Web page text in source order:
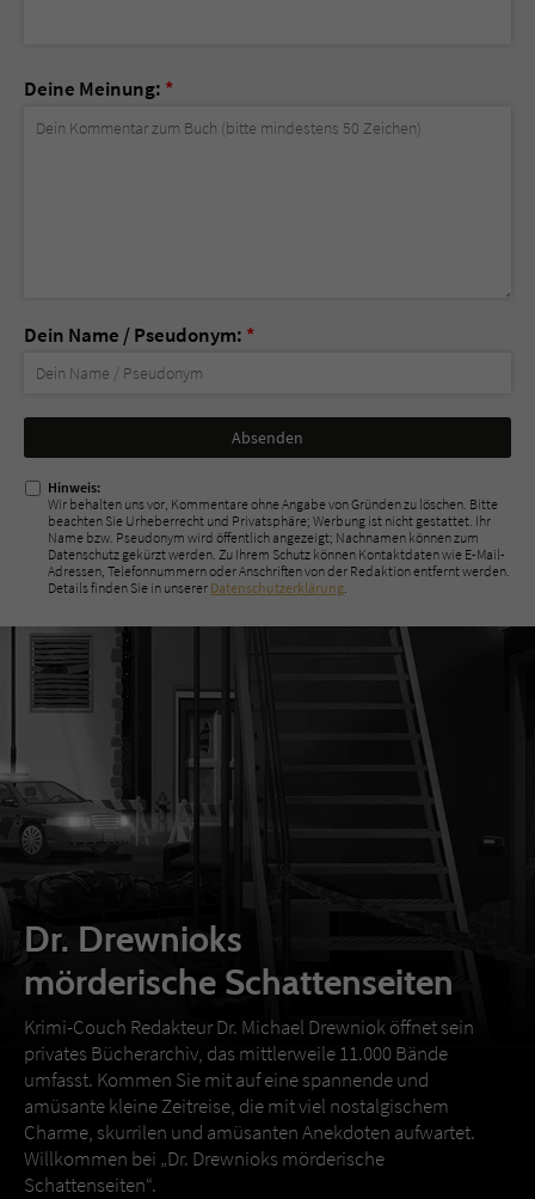
Deine Meinung: *
Dein Name / Pseudonym: *
Nicht
ausfüllen!
Hinweis:
Wir behalten uns vor, Kommentare ohne Angabe von Gründen zu löschen. Bitte
beachten Sie Urheberrecht und Privatsphäre; Werbung ist nicht gestattet. Ihr
Name bzw. Pseudonym wird öffentlich angezeigt; Nachnamen können zum
Datenschutz gekürzt werden. Zu Ihrem Schutz können Kontaktdaten wie E-Mail-
Adressen, Telefonnummern oder Anschriften von der Redaktion entfernt werden.
Details finden Sie in unserer Datenschutzerklärung
Dr. Drewnioks
mörderische Schattenseiten
Krimi-Couch Redakteur Dr. Michael Drewniok öffnet sein
privates Bücherarchiv, das mittlerweile 11.000 Bände
umfasst. Kommen Sie mit auf eine spannende und
amüsante kleine Zeitreise, die mit viel nostalgischem
Charme, skurrilen und amüsanten Anekdoten aufwartet.
Willkommen bei „Dr. Drewnioks mörderische
Schattenseiten“.